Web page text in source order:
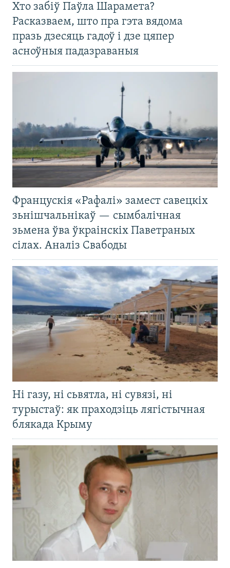
Хто забіў Паўла Шарамета?
Расказваем, што пра гэта вядома
празь дзесяць гадоў і дзе цяпер
асноўныя падазраваныя
Францускія «Рафалі» замест савецкіх
зьнішчальнікаў — сымбалічная
зьмена ўва ўкраінскіх Паветраных
сілах. Аналіз Свабоды
Ні газу, ні сьвятла, ні сувязі, ні
турыстаў: як праходзіць лягістычная
блякада Крыму